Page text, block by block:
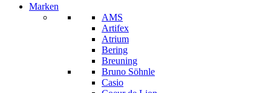
Marken
AMS
Artifex
Atrium
Bering
Breuning
Bruno Söhnle
Casio